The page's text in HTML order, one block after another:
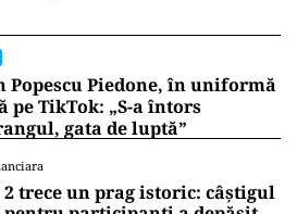
Popescu Piedone, în uniformă
TikTok: „S-a întors
gata de luptă”
trece un prag istoric: câștigul